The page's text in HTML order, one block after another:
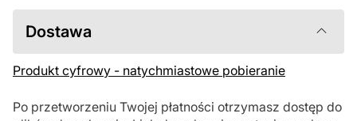
Dostawa
Produkt cyfrowy - natychmiastowe pobieranie
Po przetworzeniu Twojej płatności otrzymasz dostęp do